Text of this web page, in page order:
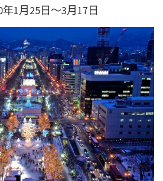
年1月25日～3月17日